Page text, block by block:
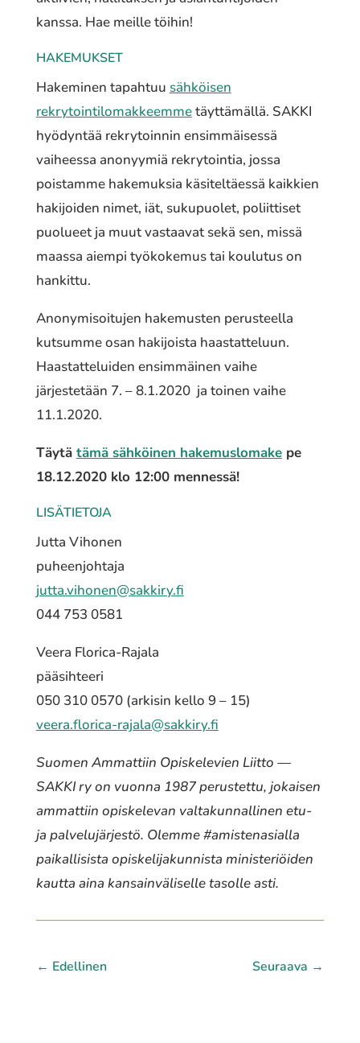
kanssa. Hae meille töihin!
HAKEMUKSET
Hakeminen tapahtuu sähköisen
rekrytointilomakkeemmetäyttämällä. SAKKI
hyödyntää rekrytoinnin ensimmäisessä
vaiheessa anonyymiä rekrytointia, jossa
poistamme hakemuksia käsiteltäessä kaikkien
hakijoiden nimet, iät, sukupuolet, poliittiset
puolueet ja muut vastaavat sekä sen, missä
maassa aiempi työkokemus tai koulutus on
hankittu.
Anonymisoitujen hakemusten perusteella
kutsumme osan hakijoista haastatteluun.
Haastatteluiden ensimmäinen vaihe
järjestetään 7. – 8.1.2020 ja toinen vaihe
11.1.2020.
Täytä tämä sähköinen hakemuslomakepe
18.12.2020 klo 12:00 mennessä!
LISÄTIETOJA
Jutta Vihonen
puheenjohtaja
jutta.vihonen@sakkiry.fi
044 753 0581
Veera Florica-Rajala
pääsihteeri
050 310 0570 (arkisin kello 9 – 15)
veera.florica-rajala@sakkiry.fi
Suomen Ammattiin Opiskelevien Liitto —
SAKKI ry on vuonna 1987 perustettu, jokaisen
ammattiin opiskelevan valtakunnallinen etu-
ja palvelujärjestö. Olemme #amistenasialla
paikallisista opiskelijakunnista ministeriöiden
kautta aina kansainväliselle tasolle asti.
← Edellinen Seuraava →